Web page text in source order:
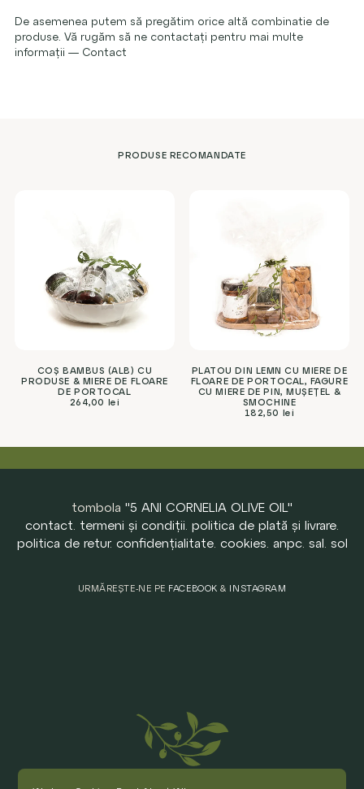
De asemenea putem să pregătim orice altă combinatie de
produse. Vă rugăm să ne contactați pentru mai multe
informații — Contact
PRODUSE RECOMANDATE
COȘ BAMBUS (ALB) CU
PRODUSE & MIERE DE FLOARE
DE PORTOCAL
264,00 lei
PLATOU DIN LEMN CU MIERE DE
FLOARE DE PORTOCAL, FAGURE
CU MIERE DE PIN, MUȘEȚEL &
SMOCHINE
182,50 lei
tombola "5 ANI CORNELIA OLIVE OIL"
contact termeni și condiții politica de plată și livrare
politica de retur. confidențialitate. cookies anpc. sal sol
URMĂREȘTE-NE PE FACEBOOK & INSTAGRAM